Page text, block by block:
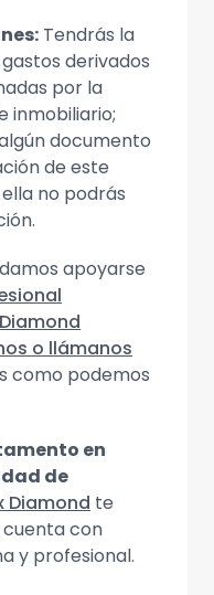
Tendrás la
derivados
por la
inmobiliario;
documento
de este
no podrás
apoyarse
o llámanos
como podemos
en
de
Diamond te
cuenta con
y profesional.